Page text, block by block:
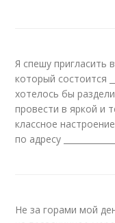
Я спешу пригласить
который состоится
хотелось бы
провести в яркой и
классное
по адресу
Не за горами мой